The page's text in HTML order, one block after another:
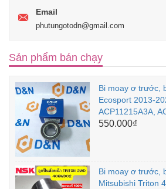
Email
phutungotodn@gmail.com
Sản phẩm bán chạy
Bi moay ơ trước,
Ecosport 2013-
ACP11215A3A,
550.000₫
Bi moay ơ trước,
Mitsubishi Triton